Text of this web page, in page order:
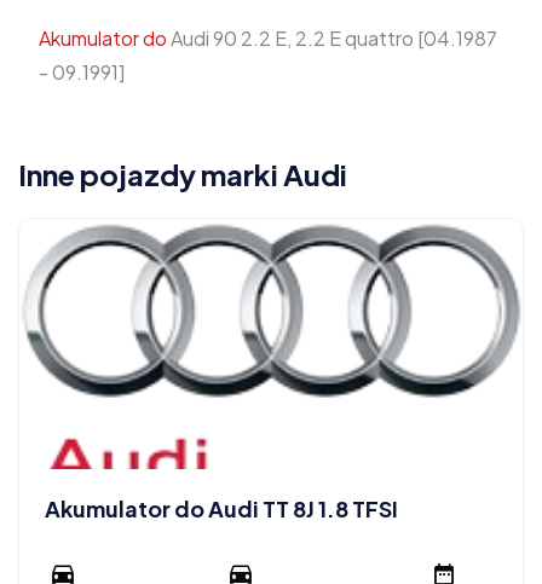
Akumulator doAudi 90 2.2 E, 2.2 E quattro [04.1987
- 09.1991]
Inne pojazdy marki Audi
Akumulator do Audi TT 8J 1.8 TFSI